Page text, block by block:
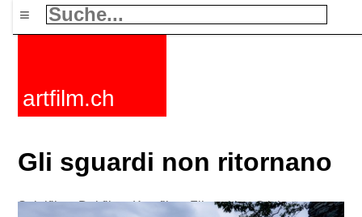
≡
artfilm.ch
Gli sguardi non ritornano
Spielfilme Dokfilme Kurzfilme Filmzyklen Stichworte